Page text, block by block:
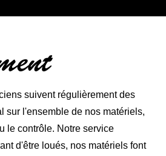
suivent régulièrement des
sur l'ensemble de nos matériels,
le contrôle. Notre service
d'être loués, nos matériels font